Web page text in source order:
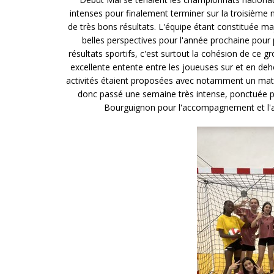
intenses pour finalement terminer sur la troisième
de très bons résultats. L'équipe étant constituée
belles perspectives pour l'année prochaine
résultats sportifs, c'est surtout la cohésion de ce
excellente entente entre les joueuses sur et en
activités étaient proposées avec notamment un
donc passé une semaine très intense, ponctuée
Bourguignon pour l'accompagnement et